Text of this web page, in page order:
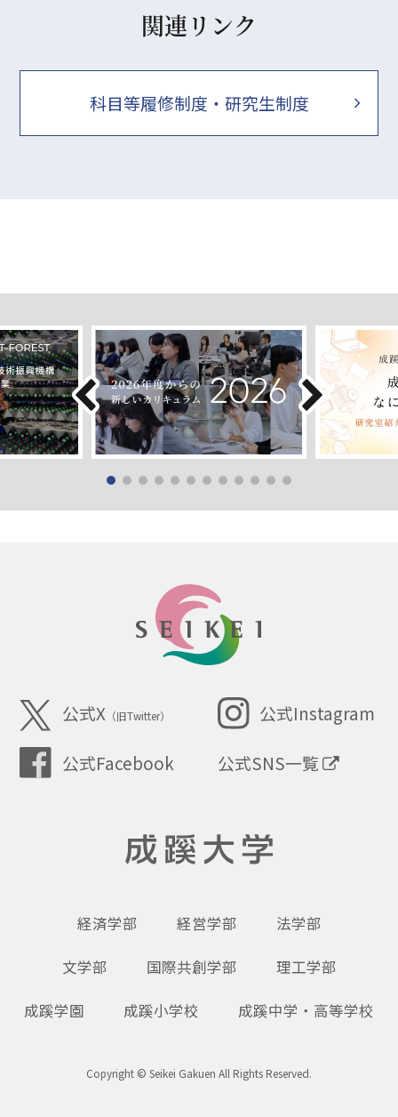
関連リンク
科目等履修制度・研究生制度
公式X （旧Twitter） 公式Instagram
公式Facebook 公式SNS一覧
経済学部 経営学部 法学部
文学部 国際共創学部 理工学部
成蹊学園 成蹊小学校 成蹊中学・高等学校
Copyright © Seikei Gakuen All Rights Reserved.